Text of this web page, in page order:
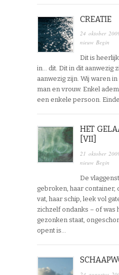
CREATIE
24 oktober
nieuw Begin
Dit is
in… dit. Dit in dit aanwezig
aanwezig zijn. Wij waren
man en vrouw. Enkel
een enkele persoon.
HET
[VII]
21 oktober
nieuw Begin
De
gebroken, haar container,
vat, haar schip, leek vol
zichzelf ondanks – of was
gezonken staat,
opent is…